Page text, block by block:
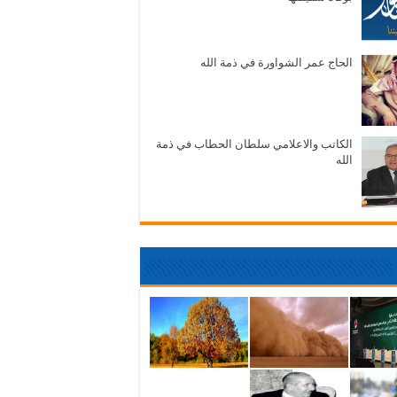
الحاج عمر الشواورة في ذمة الله
الكاتب والاعلامي سلطان الحطاب في ذمة
الله